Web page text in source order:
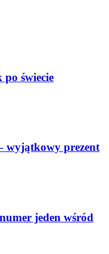
świecie
wyjątkowy prezent
jeden wśród